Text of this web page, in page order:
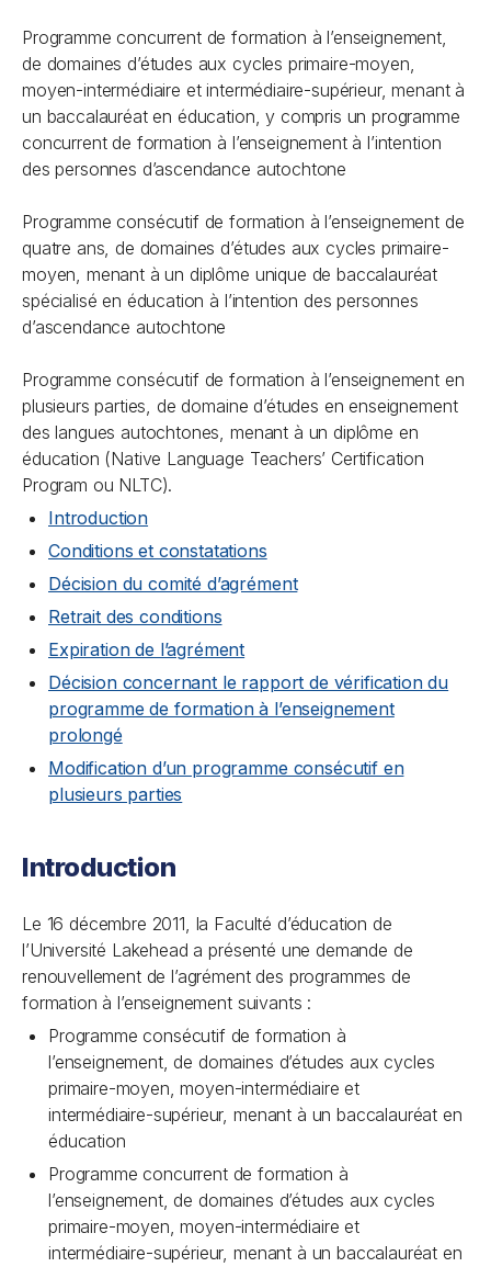
Programme concurrent de formation à l’enseignement,
de domaines d’études aux cycles primaire-moyen,
moyen-intermédiaire et intermédiaire-supérieur, menant à
un baccalauréat en éducation, y compris un programme
concurrent de formation à l’enseignement à l’intention
des personnes d’ascendance autochtone
Programme consécutif de formation à l’enseignement de
quatre ans, de domaines d’études aux cycles primaire-
moyen, menant à un diplôme unique de baccalauréat
spécialisé en éducation à l’intention des personnes
d’ascendance autochtone
Programme consécutif de formation à l’enseignement en
plusieurs parties, de domaine d’études en enseignement
des langues autochtones, menant à un diplôme en
éducation (Native Language Teachers’ Certification
Program ou NLTC).
Introduction
Conditions et constatations
Décision du comité d’agrément
Retrait des conditions
Expiration de l’agrément
Décision concernant le rapport de vérification du
programme de formation à l’enseignement
prolongé
Modification d’un programme consécutif en
plusieurs parties
Introduction
Le 16 décembre 2011, la Faculté d’éducation de
l’Université Lakehead a présenté une demande de
renouvellement de l’agrément des programmes de
formation à l’enseignement suivants :
Programme consécutif de formation à
l’enseignement, de domaines d’études aux cycles
primaire-moyen, moyen-intermédiaire et
intermédiaire-supérieur, menant à un baccalauréat en
éducation
Programme concurrent de formation à
l’enseignement, de domaines d’études aux cycles
primaire-moyen, moyen-intermédiaire et
intermédiaire-supérieur, menant à un baccalauréat en